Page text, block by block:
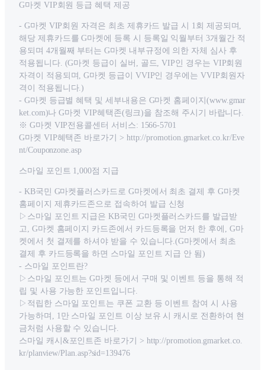
G마켓 VIP회원 등급 혜택 제공
- G마켓 VIP회원 자격은 최초 제휴카드 발급 시 1회 제공되며,
해당 제휴카드를 G마켓에 등록 시 등록일 익월부터 3개월간 적
용되며 4개월째 부터는 G마켓 내부규정에 의한 자체 심사 후
적용됩니다. (G마켓 등급이 실버, 골드, VIP인 경우는 VIP회원
자격이 적용되며, G마켓 등급이 VVIP인 경우에는 VVIP회원자
격이 적용됩니다.)
- G마켓 등급별 혜택 및 세부내용은 G마켓 홈페이지(www.gmar
ket.com)나 G마켓 VIP혜택존(링크)을 참조해 주시기 바랍니다.
※ G마켓 VIP전용콜센터 서비스: 1566-5701
G마켓 VIP혜택존 바로가기 > http://promotion.gmarket.co.kr/Eve
nt/Couponzone.asp
스마일 포인트 1,000점 지급
- KB국민 G마켓플러스카드로 G마켓에서 최초 결제 후 G마켓
홈페이지 제휴카드존으로 접속하여 발급 신청
▷스마일 포인트 지급은 KB국민 G마켓플러스카드를 발급받
고, G마켓 홈페이지 카드존에서 카드등록을 먼저 한 후에, G마
켓에서 첫 결제를 하셔야 받을 수 있습니다.(G마켓에서 최초
결제 후 카드등록을 하면 스마일 포인트 지급 안 됨)
- 스마일 포인트란?
▷스마일 포인트는 G마켓 등에서 구매 및 이벤트 등을 통해 적
립 및 사용 가능한 포인트입니다.
▷적립한 스마일 포인트는 쿠폰 교환 등 이벤트 참여 시 사용
가능하며, 1만 스마일 포인트 이상 보유 시 캐시로 전환하여 현
금처럼 사용할 수 있습니다.
스마일 캐시&포인트존 바로가기 > http://promotion.gmarket.co.
kr/planview/Plan.asp?sid=139476